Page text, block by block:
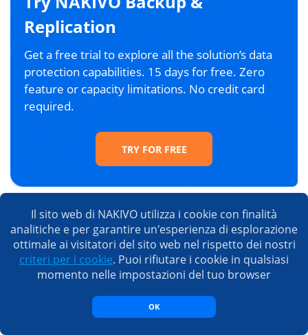
Replication
Get a free trial to explore all the solution’s data
protection capabilities. 15 days for free. Zero
feature or capacity limitations. No credit card
required.
TRY FOR FREE
Le persone leggono anche
Il sito web di NAKIVO utilizza i cookie con finalità
analitiche e per garantire un'esperienza di esplorazione
ottimale ai visitatori del sito web nel rispetto dei nostri
criteri per i cookie. Puoi rifiutare i cookie in qualsiasi
momento nelle impostazioni del tuo browser
OK